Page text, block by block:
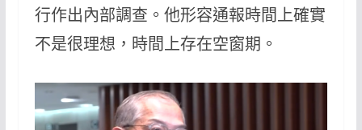
行作出內部調查。他形容通報時間上確實
不是很理想，時間上存在空窗期。